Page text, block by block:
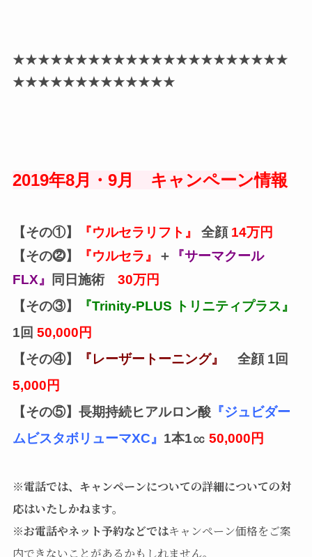
★★★★★★★★★★★★★★★★★★★★★★
★★★★★★★★★★★★★
2019年8月・9月 キャンペーン情報
【その①】 『ウルセラリフト』 全顔 14万円
【その⓶】
『ウルセラ』 ＋
『サーマクール
FLX』 同日施術 30万円
【その③】
『Trinity-PLUS トリニティプラス』
1回 50,000円
【その④】
『レーザートーニング』
全顔 1回
5,000円
【その⑤】長期持続ヒアルロン酸『ジュビダー
ムビスタボリューマXC』 1本1㏄ 50,000円
※電話では、キャンペーンについての詳細についての対
応はいたしかねます。
※お電話やネット予約などではキャンペーン価格をご案
内できないことがあるかもしれません。